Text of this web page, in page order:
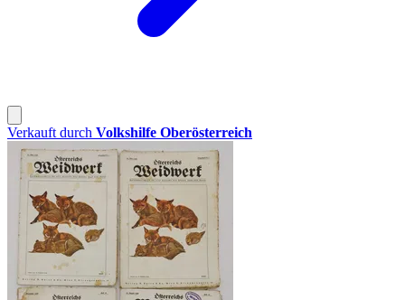
Verkauft durch Volkshilfe Oberösterreich